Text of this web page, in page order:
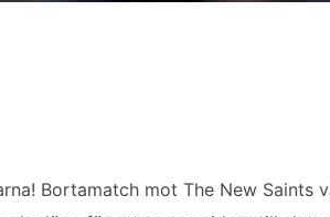
Bortamatch mot The New Saints